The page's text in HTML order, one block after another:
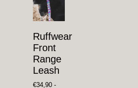
Ruffwear
Front
Range
Leash
€34,90 -